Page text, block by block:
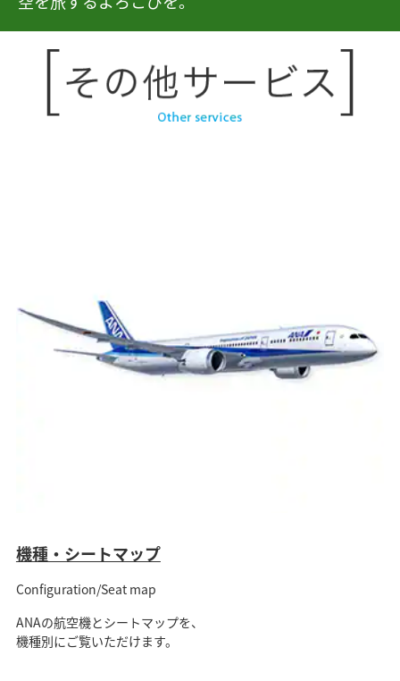
機種・シートマップ
Configuration/Seat map
ANAの航空機とシートマップを、
機種別にご覧いただけます。